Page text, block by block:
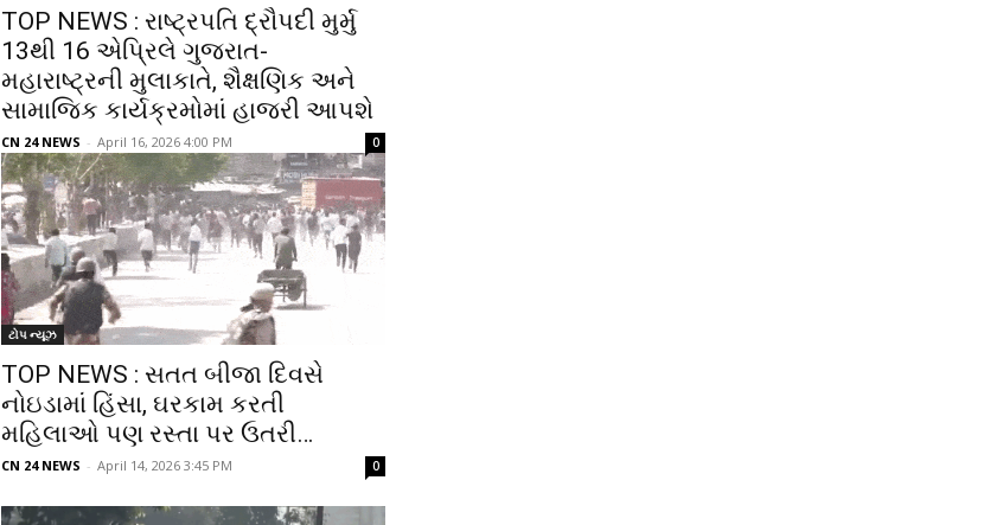
TOP NEWS : રાષ્ટ્રપતિ દ્રૌપદી મુર્મુ
13થી 16 એપ્રિલે ગુજરાત-
મહારાષ્ટ્રની મુલાકાતે, શૈક્ષણિક અને
સામાજિક કાર્યક્રમોમાં હાજરી આપશે
CN 24 NEWS - April 16, 2026 4:00 PM 0
ટોપ ન્યૂઝ
TOP NEWS : સતત બીજા દિવસે
નોઇડામાં હિંસા, ઘરકામ કરતી
મહિલાઓ પણ રસ્તા પર ઉતરી…
CN 24 NEWS - April 14, 2026 3:45 PM 0